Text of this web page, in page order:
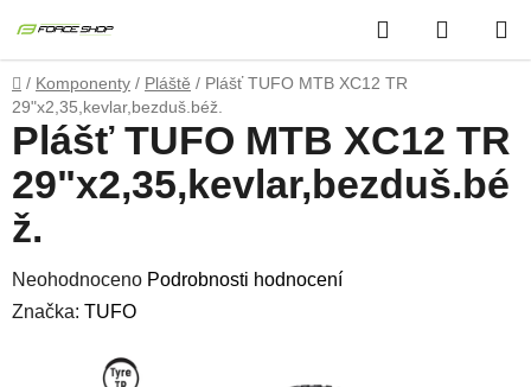
na
obsah
Hledat
KOŠÍK
Domů
/ Komponenty / Pláště / Plášť TUFO MTB XC12 TR
29"x2,35,kevlar,bezduš.béž.
Plášť TUFO MTB XC12 TR
29"x2,35,kevlar,bezduš.bé
ž.
Průměrné
hodnocení
Neohodnoceno Podrobnosti hodnocení
Značka: TUFO